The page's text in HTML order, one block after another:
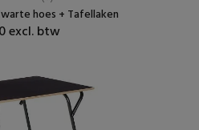
hoes + Tafellaken
excl. btw